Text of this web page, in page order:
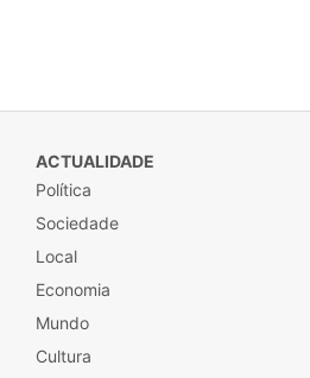
ACTUALIDADE
Política
Sociedade
Local
Economia
Mundo
Cultura